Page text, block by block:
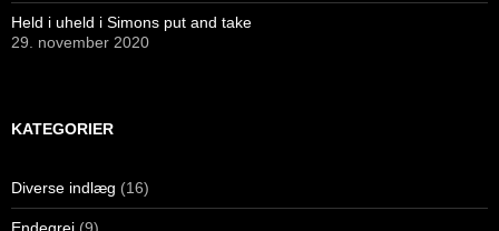
Held i uheld i Simons put and take
29. november 2020
KATEGORIER
Diverse indlæg (16)
Endegrej (9)